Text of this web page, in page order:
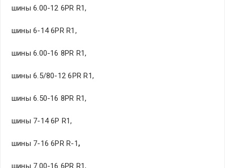
шины 6.00-12 6PR R1,
шины 6-14 6PR R1,
шины 6.00-16 8PR R1,
шины 6.5/80-12 6PR R1,
шины 6.50-16 8PR R1,
шины 7-14 6P R1,
шины 7-16 6PR R-1,
шины 7.00-16 6PR R1,